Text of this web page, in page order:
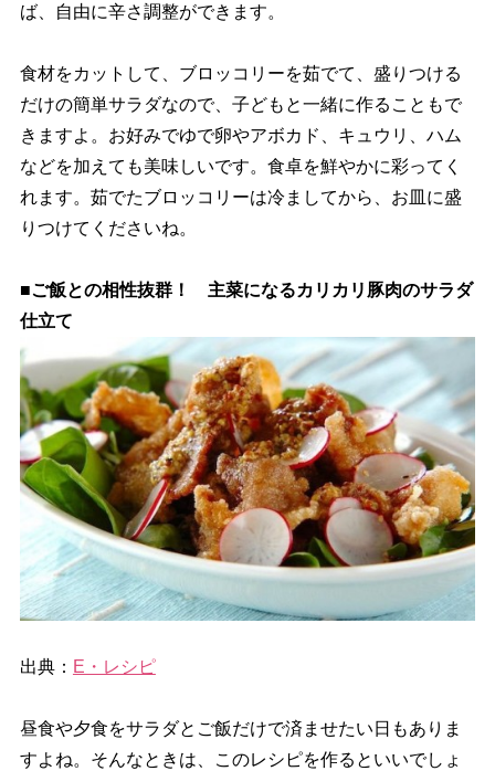
ば、自由に辛さ調整ができます。
食材をカットして、ブロッコリーを茹でて、盛りつける
だけの簡単サラダなので、子どもと一緒に作ることもで
きますよ。お好みでゆで卵やアボカド、キュウリ、ハム
などを加えても美味しいです。食卓を鮮やかに彩ってく
れます。茹でたブロッコリーは冷ましてから、お皿に盛
りつけてくださいね。
■ご飯との相性抜群！ 主菜になるカリカリ豚肉のサラダ
仕立て
出典： E・レシピ
昼食や夕食をサラダとご飯だけで済ませたい日もありま
すよね。そんなときは、このレシピを作るといいでしょ